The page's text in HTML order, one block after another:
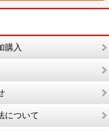
購入
について